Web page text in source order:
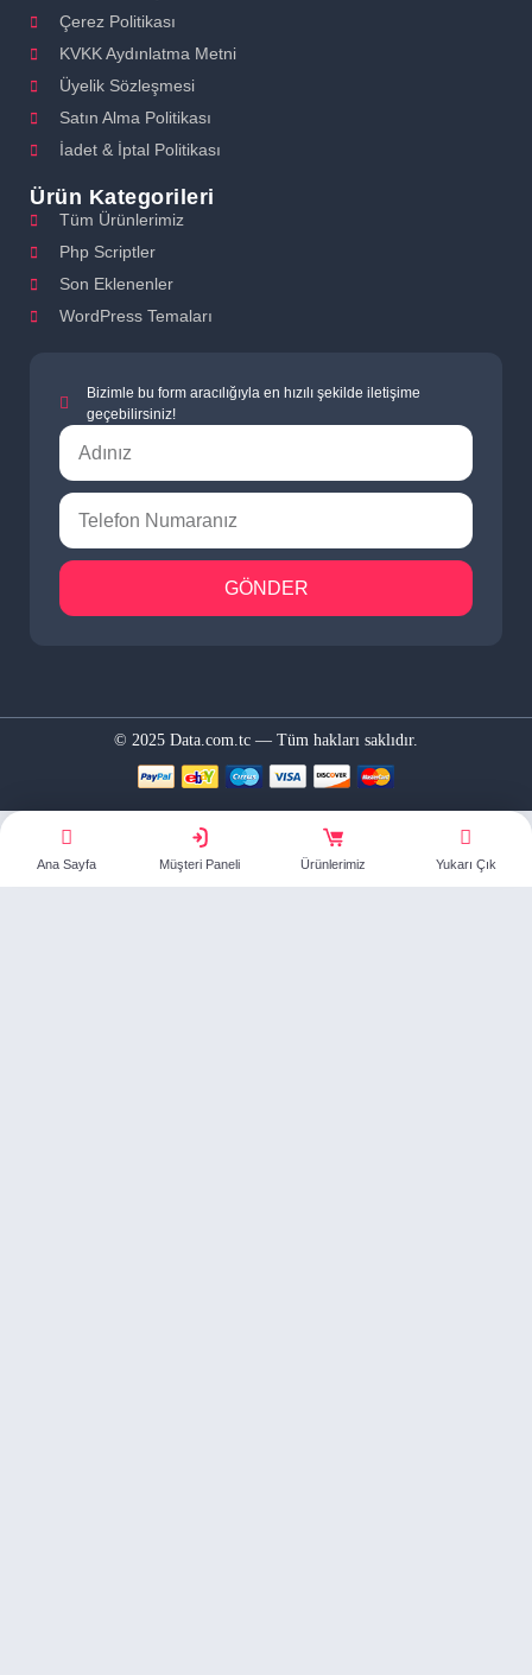
Çerez Politikası
KVKK Aydınlatma Metni
Üyelik Sözleşmesi
Satın Alma Politikası
İadet & İptal Politikası
Ürün Kategorileri
Tüm Ürünlerimiz
Php Scriptler
Son Eklenenler
WordPress Temaları
Bizimle bu form aracılığıyla en hızılı şekilde iletişime
geçebilirsiniz!
GÖNDER
© 2025 Data.com.tc — Tüm hakları saklıdır.
Ana Sayfa Müşteri Paneli Ürünlerimiz Yukarı Çık